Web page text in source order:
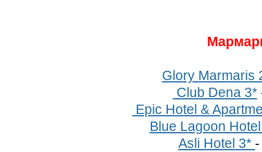
Glory Marmaris
Club Dena 3*
Epic Hotel &
Blue Lagoon
Asli Hotel 3*